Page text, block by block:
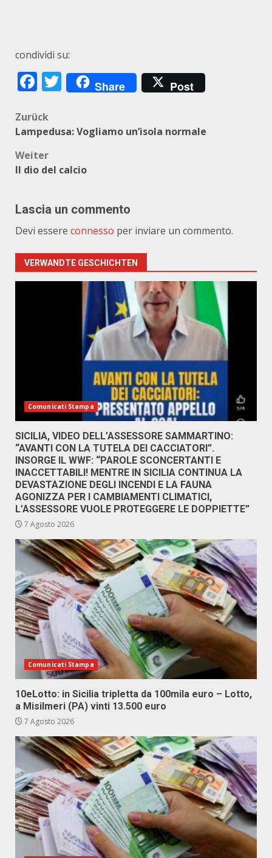
condividi su:
Facebook
Twitter
Share Post
Beitragsnavigation
Zurück
Lampedusa: Vogliamo un’isola normale
Weiter
Il dio del calcio
Lascia un commento
Devi essere connesso per inviare un commento.
VERWANDTE GESCHICHTEN
Comunicati Stampa
SICILIA, VIDEO DELL’ASSESSORE SAMMARTINO:
“AVANTI CON LA TUTELA DEI CACCIATORI”.
INSORGE IL WWF: “PAROLE SCONCERTANTI E
INACCETTABILI! MENTRE IN SICILIA CONTINUA LA
DEVASTAZIONE DEGLI INCENDI E LA FAUNA
AGONIZZA PER I CAMBIAMENTI CLIMATICI,
L’ASSESSORE VUOLE PROTEGGERE LE DOPPIETTE”
7 Agosto 2026
Comunicati Stampa
10eLotto: in Sicilia tripletta da 100mila euro – Lotto,
a Misilmeri (PA) vinti 13.500 euro
7 Agosto 2026